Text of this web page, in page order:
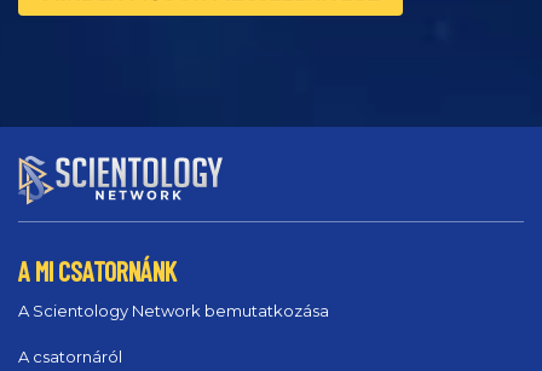
A MI CSATORNÁNK
A Scientology Network bemutatkozása
A csatornáról